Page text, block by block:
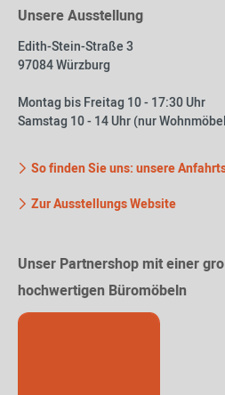
Unsere Ausstellung
Edith-Stein-Straße 3
97084 Würzburg
Montag bis Freitag 10 - 17:30 Uhr
Samstag 10 - 14 Uhr (nur
So finden Sie uns: unsere
Zur Ausstellungs Website
Unser Partnershop mit einer
hochwertigen Büromöbeln